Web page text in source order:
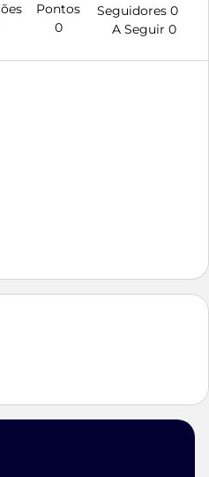
Pontos
0
Seguidores 0
A Seguir 0